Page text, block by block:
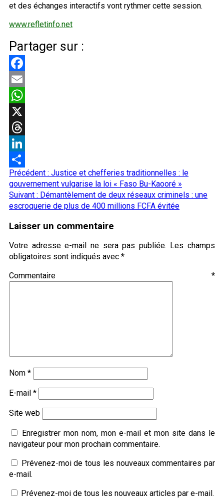
et des échanges interactifs vont rythmer cette session.
www.refletinfo.net
Partager sur :
Facebook
Email
WhatsApp
X
Threads
LinkedIn
Partager
Navigation
d’article
Précédent : Justice et chefferies traditionnelles : le
gouvernement vulgarise la loi « Faso Bu-Kaooré »
Suivant : Démantèlement de deux réseaux criminels : une
escroquerie de plus de 400 millions FCFA évitée
Laisser un commentaire
Votre adresse e-mail ne sera pas publiée. Les champs
obligatoires sont indiqués avec *
Commentaire *
Nom *
E-mail *
Site web
Enregistrer mon nom, mon e-mail et mon site dans le
navigateur pour mon prochain commentaire.
Prévenez-moi de tous les nouveaux commentaires par
e-mail.
Prévenez-moi de tous les nouveaux articles par e-mail.